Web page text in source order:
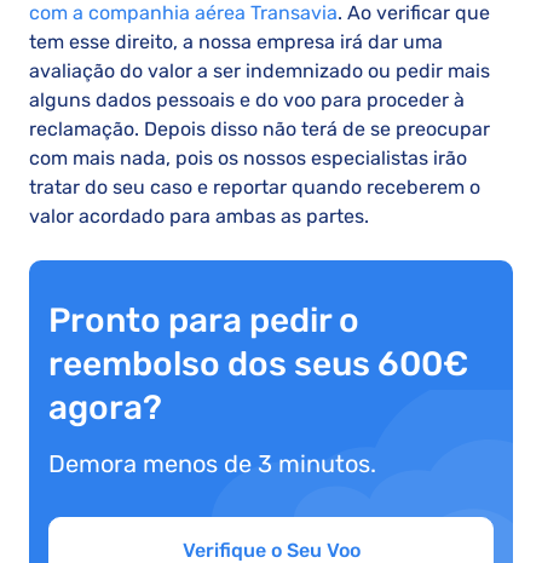
com a companhia aérea Transavia. Ao verificar que
tem esse direito, a nossa empresa irá dar uma
avaliação do valor a ser indemnizado ou pedir mais
alguns dados pessoais e do voo para proceder à
reclamação. Depois disso não terá de se preocupar
com mais nada, pois os nossos especialistas irão
tratar do seu caso e reportar quando receberem o
valor acordado para ambas as partes.
Pronto para pedir o
reembolso dos seus 600€
agora?
Demora menos de 3 minutos.
Verifique o Seu Voo